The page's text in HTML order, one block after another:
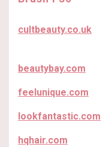
cultbeauty.co.uk
beautybay.com
feelunique.com
lookfantastic.com
hqhair.com